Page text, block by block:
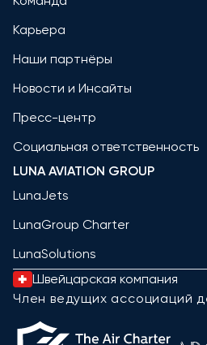
Карьера
Наши партнёры
Новости и Инсайты
Пресс-центр
Социальная ответственность
LUNA AVIATION GROUP
LunaJets
LunaGroup Charter
LunaSolutions
Швейцарская компания
Член ведущих ассоциаций